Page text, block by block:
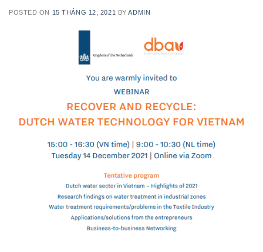
POSTED ON 15 THÁNG 12, 2021 BYADMIN